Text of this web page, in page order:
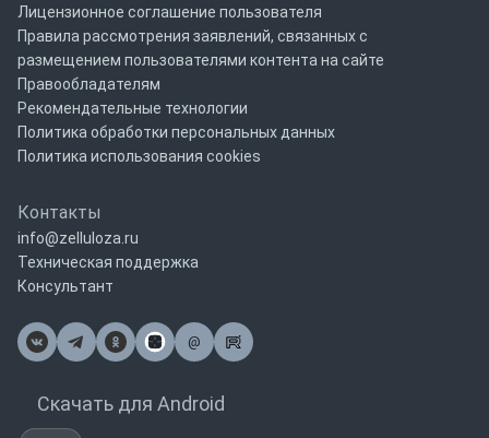
Лицензионное соглашение пользователя
Правила рассмотрения заявлений, связанных с
размещением пользователями контента на сайте
Правообладателям
Рекомендательные технологии
Политика обработки персональных данных
Политика использования cookies
Контакты
info@zelluloza.ru
Техническая поддержка
Консультант
@
Почта
Скачать для Android